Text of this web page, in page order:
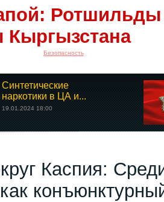
Кыргызстана
Безопасность
Синтетические
наркотики в ЦА и...
19.01.2024 18:00
Каспия: